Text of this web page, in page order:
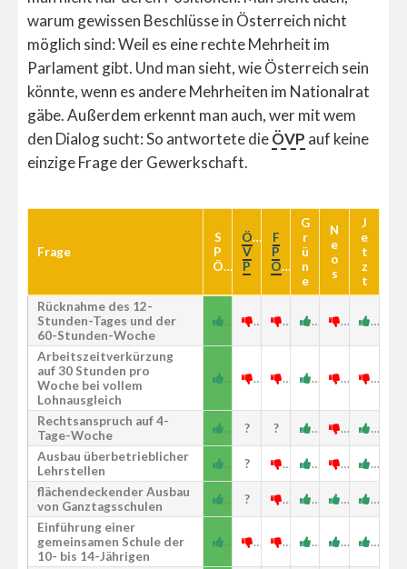
warum gewissen Beschlüsse in Österreich nicht
möglich sind: Weil es eine rechte Mehrheit im
Parlament gibt. Und man sieht, wie Österreich sein
könnte, wenn es andere Mehrheiten im Nationalrat
gäbe. Außerdem erkennt man auch, wer mit wem
den Dialog sucht: So antwortete dieÖVP auf keine
einzige Frage der Gewerkschaft.
Frage
S
P
Ö
Ö
V
P
F
P
Ö
G
r
ü
n
e
N
e
o
s
J
e
t
z
t
Rücknahme des 12-
Stunden-Tages und der
60-Stunden-Woche
Arbeitszeitverkürzung
auf 30 Stunden pro
Woche bei vollem
Lohnausgleich
Rechtsanspruch auf 4-
Tage-Woche
?
?
Ausbau überbetrieblicher
Lehrstellen
?
flächendeckender Ausbau
von Ganztagsschulen
?
Einführung einer
gemeinsamen Schule der
10- bis 14-Jährigen